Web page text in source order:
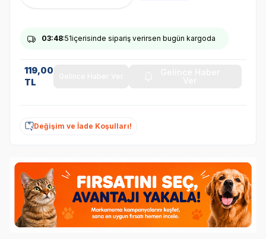
03:48:51içerisinde sipariş verirsen bugün kargoda
119,00
TL
Değişim ve İade Koşulları!